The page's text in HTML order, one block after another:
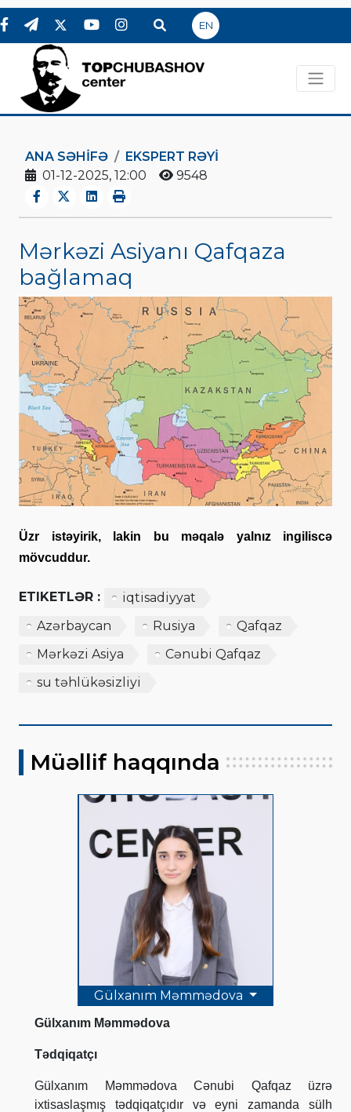
EN
ANA SƏHIFƏ
EKSPERT RƏYI
01-12-2025, 12:00
9548
Mərkəzi Asiyanı Qafqaza
bağlamaq
Üzr istəyirik, lakin bu məqalə yalnız ingiliscə
mövcuddur.
ETIKETLƏR :
iqtisadiyyat
Azərbaycan
Rusiya
Qafqaz
Mərkəzi Asiya
Cənubi Qafqaz
su təhlükəsizliyi
Müəllif haqqında
Gülxanım Məmmədova
Gülxanım Məmmədova
Tədqiqatçı
Gülxanım Məmmədova Cənubi Qafqaz üzrə
ixtisaslaşmış tədqiqatçıdır və eyni zamanda sülh